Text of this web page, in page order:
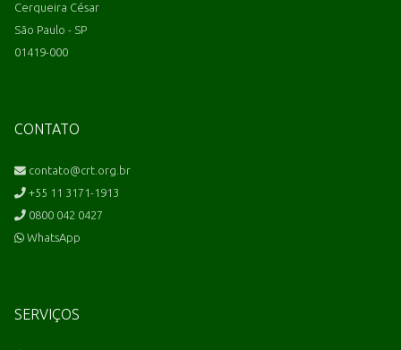
Cerqueira César
São Paulo - SP
01419-000
CONTATO
contato@crt.org.br
+55 11 3171-1913
0800 042 0427
WhatsApp
SERVIÇOS